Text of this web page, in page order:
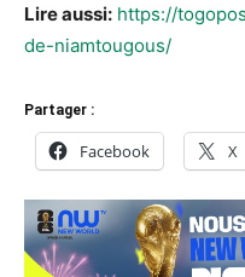
Lire aussi: https://
de-niamtougous/
Partager :
Facebook X